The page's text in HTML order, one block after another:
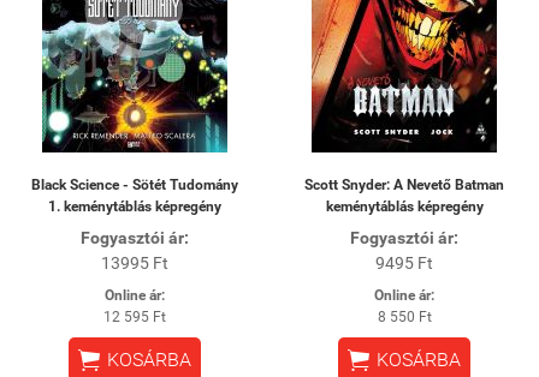
Black Science - Sötét Tudomány
1. keménytáblás képregény
Fogyasztói ár:
13995 Ft
Online ár:
12 595 Ft
 KOSÁRBA
Scott Snyder: A Nevető Batman
keménytáblás képregény
Fogyasztói ár:
9495 Ft
Online ár:
8 550 Ft
 KOSÁRBA